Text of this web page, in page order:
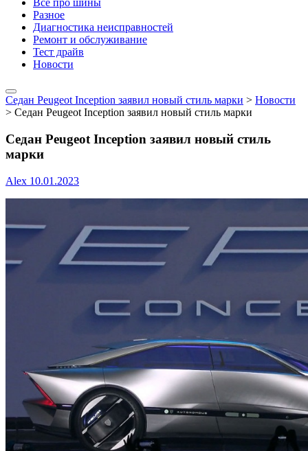
Разное
Диагностика неисправностей
Ремонт и обслуживание
Тест драйв
Новости
Седан Peugeot Inception заявил новый стиль марки > Новости
> Седан Peugeot Inception заявил новый стиль марки
Седан Peugeot Inception заявил новый стиль
марки
Alex 10.01.2023